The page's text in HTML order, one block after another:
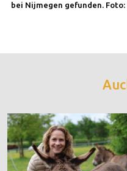
bei Nijmegen gefunden.